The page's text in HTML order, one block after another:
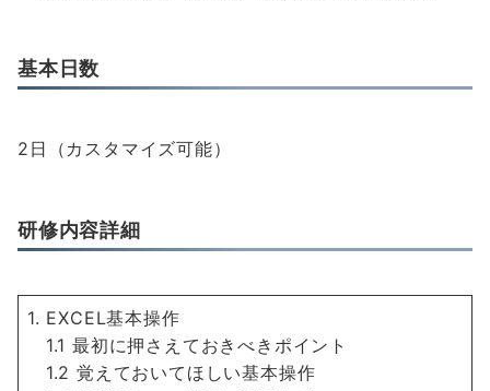
基本日数
2日（カスタマイズ可能）
研修内容詳細
1. EXCEL基本操作
1.1 最初に押さえておきべきポイント
1.2 覚えておいてほしい基本操作